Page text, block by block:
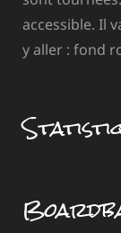
accessible. Il
y aller : fond